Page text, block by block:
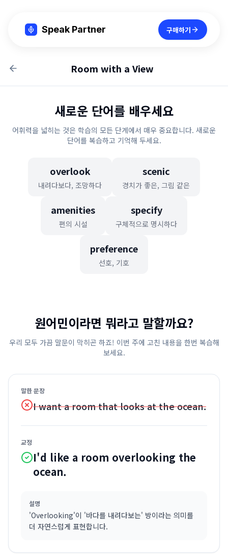
Speak Partner 구매하기
Room with a View
새로운 단어를 배우세요
어휘력을 넓히는 것은 학습의 모든 단계에서 매우 중요합니다. 새로운
단어를 복습하고 기억해 두세요.
overlook
내려다보다, 조망하다
scenic
경치가 좋은, 그림 같은
amenities
편의 시설
specify
구체적으로 명시하다
preference
선호, 기호
원어민이라면 뭐라고 말할까요?
우리 모두 가끔 말문이 막히곤 하죠! 이번 주에 고친 내용을 한번 복습해
보세요.
말한 문장
I want a room that looks at the ocean.
교정
I'd like a room overlooking the
ocean.
설명
'Overlooking'이 '바다를 내려다보는' 방이라는 의미를
더 자연스럽게 표현합니다.